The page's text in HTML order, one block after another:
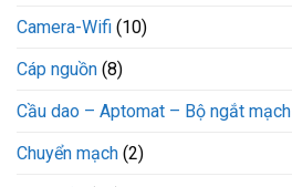
Camera-Wifi (10)
Cáp nguồn (8)
Cầu dao – Aptomat – Bộ ngắt mạch
Chuyển mạch (2)